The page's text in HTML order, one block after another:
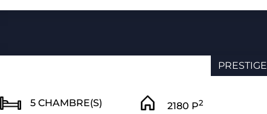
5 CHAMBRE(S) 2180 P2
PRESTIGE